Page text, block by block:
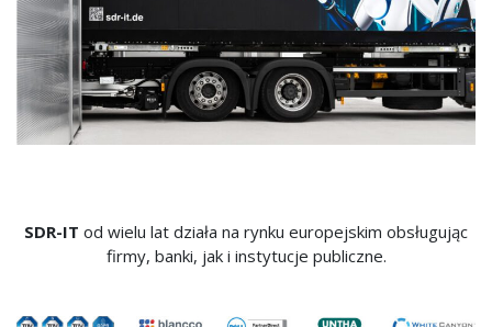
SDR-IT od wielu lat działa na rynku europejskim obsługując
firmy, banki, jak i instytucje publiczne.